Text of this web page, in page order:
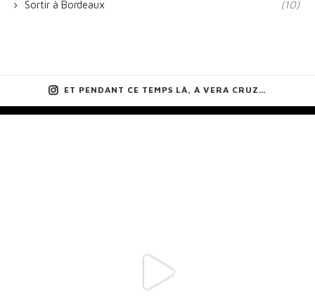
Sortir à Bordeaux (10)
ET PENDANT CE TEMPS LÀ, À VERA CRUZ…